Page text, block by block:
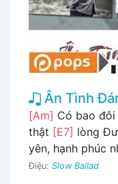
Ân Tình
[Am] Có bao đôi
thật [E7] lòng
yên, hạnh phúc
Điệu: Slow Ballad